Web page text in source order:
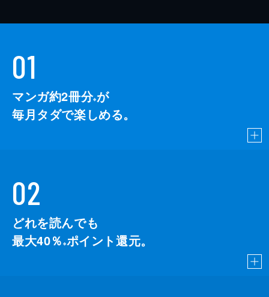
01
マンガ約2冊分※が
毎月タダで楽しめる。
02
どれを読んでも
最大40％ ※ポイント還元。